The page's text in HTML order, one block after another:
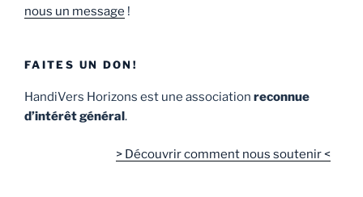
nous un message !
FAITES UN DON!
HandiVers Horizons est une association reconnue
d’intérêt général .
> Découvrir comment nous soutenir <